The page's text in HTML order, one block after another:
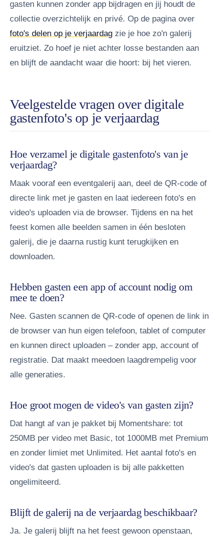
gasten kunnen zonder app bijdragen en jij houdt de
collectie overzichtelijk en privé. Op de pagina over
foto's delen op je verjaardag zie je hoe zo'n galerij
eruitziet. Zo hoef je niet achter losse bestanden aan
en blijft de aandacht waar die hoort: bij het vieren.
Veelgestelde vragen over digitale
gastenfoto's op je verjaardag
Hoe verzamel je digitale gastenfoto's van je
verjaardag?
Maak vooraf een eventgalerij aan, deel de QR-code of
directe link met je gasten en laat iedereen foto's en
video's uploaden via de browser. Tijdens en na het
feest komen alle beelden samen in één besloten
galerij, die je daarna rustig kunt terugkijken en
downloaden.
Hebben gasten een app of account nodig om
mee te doen?
Nee. Gasten scannen de QR-code of openen de link in
de browser van hun eigen telefoon, tablet of computer
en kunnen direct uploaden – zonder app, account of
registratie. Dat maakt meedoen laagdrempelig voor
alle generaties.
Hoe groot mogen de video's van gasten zijn?
Dat hangt af van je pakket bij Momentshare: tot
250MB per video met Basic, tot 1000MB met Premium
en zonder limiet met Unlimited. Het aantal foto's en
video's dat gasten uploaden is bij alle pakketten
ongelimiteerd.
Blijft de galerij na de verjaardag beschikbaar?
Ja. Je galerij blijft na het feest gewoon openstaan,